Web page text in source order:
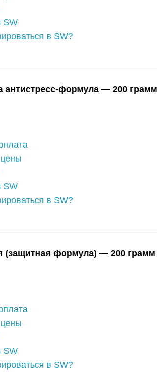
SW
в SW?
антистресс-формула — 200 грамм
цены
SW
в SW?
(защитная формула) — 200 грамм
цены
SW
в SW?